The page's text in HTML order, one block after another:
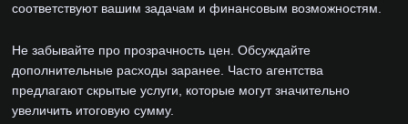
соответствуют вашим задачам и финансовым возможностям.
Не забывайте про прозрачность цен. Обсуждайте
дополнительные расходы заранее. Часто агентства
предлагают скрытые услуги, которые могут значительно
увеличить итоговую сумму.